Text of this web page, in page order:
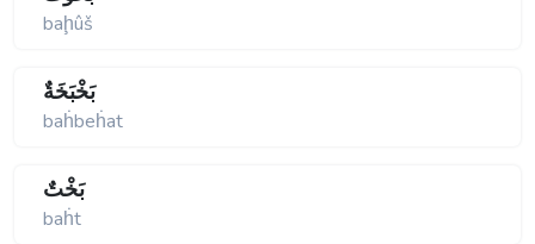
baḩûš
بَخْبَخَةٌ
baḣbeḣat
بَخْتٌ
baḣt